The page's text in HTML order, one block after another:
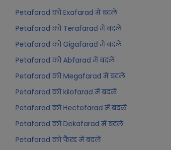
Petafarad को Exafarad में बदलें
Petafarad को Terafarad में बदलें
Petafarad को Gigafarad में बदलें
Petafarad को Abfarad में बदलें
Petafarad को Megafarad में बदलें
Petafarad को kilofarad में बदलें
Petafarad को Hectofarad में बदलें
Petafarad को Dekafarad में बदलें
Petafarad को फैरड में बदलें